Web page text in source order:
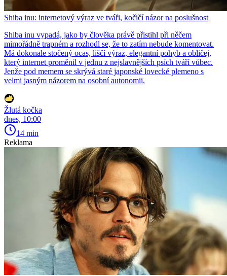
Shiba inu: internetový výraz ve tváři, kočičí názor na poslušnost
Shiba inu vypadá, jako by člověka právě přistihl při něčem
mimořádně trapném a rozhodl se, že to zatím nebude komentovat.
Má dokonale stočený ocas, liščí výraz, elegantní pohyb a obličej,
který internet proměnil v jednu z nejslavnějších psích tváří vůbec.
Jenže pod memem se skrývá staré japonské lovecké plemeno s
velmi jasným názorem na osobní autonomii.
Žlutá kočka
dnes, 10:00
14 min
Reklama